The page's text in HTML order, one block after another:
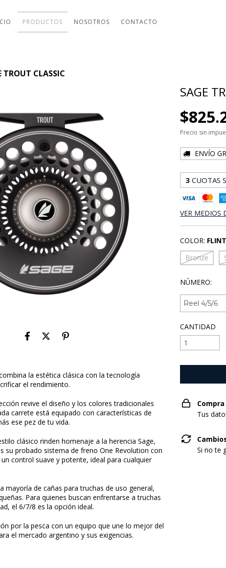
PRODUCTOS NOSOTROS CONTACTO
TROUT CLASSIC
la estética clásica con la tecnología
el rendimiento.
revive el diseño y los colores tradicionales
carrete está equipado con características de
ese pez de tu vida.
clásico rinden homenaje a la herencia Sage,
su probado sistema de freno One Revolution con
control suave y potente, ideal para cualquier
de cañas para truchas de uso general,
Para quienes buscan enfrentarse a truchas
el 6/7/8 es la opción ideal.
por la pesca con un equipo que une lo mejor del
el mercado argentino y sus exigencias.
SAGE
Precio sin
ENVÍO
3 CUOTAS
VER MEDIOS
COLOR: FLINT
Bronze
NÚMERO:
CANTIDAD
Tus
Si no te